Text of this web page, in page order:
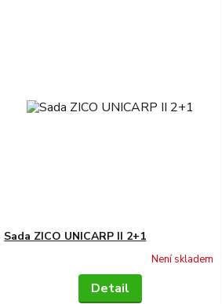
Sada ZICO UNICARP II 2+1
Není skladem
Detail